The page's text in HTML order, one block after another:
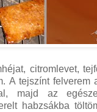
citromlevet,
A tejszínt felverem
majd az
habzsákba